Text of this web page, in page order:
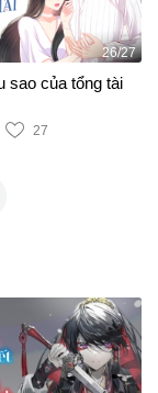
26/27
sao của tổng tài
27